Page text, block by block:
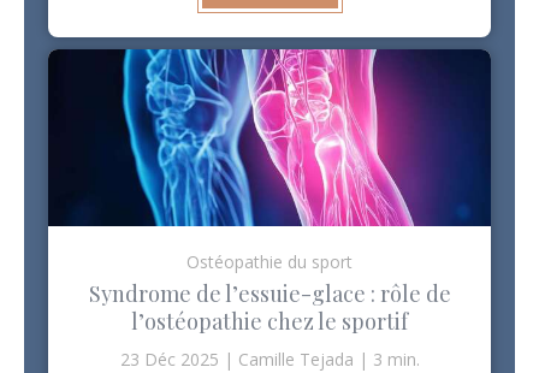
Ostéopathie du sport
Syndrome de l’essuie-glace : rôle de
l’ostéopathie chez le sportif
23 Déc 2025 Camille Tejada 3 min.